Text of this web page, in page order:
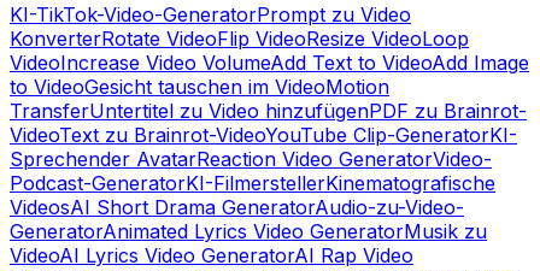
KI-TikTok-Video-GeneratorPrompt zu Video
KonverterRotate VideoFlip VideoResize VideoLoop
VideoIncrease Video VolumeAdd Text to VideoAdd Image
to VideoGesicht tauschen im VideoMotion
TransferUntertitel zu Video hinzufügenPDF zu Brainrot-
VideoText zu Brainrot-VideoYouTube Clip-GeneratorKI-
Sprechender AvatarReaction Video GeneratorVideo-
Podcast-GeneratorKI-FilmerstellerKinematografische
VideosAI Short Drama GeneratorAudio-zu-Video-
GeneratorAnimated Lyrics Video GeneratorMusik zu
VideoAI Lyrics Video GeneratorAI Rap Video